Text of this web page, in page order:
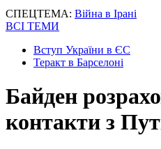
СПЕЦТЕМА: Війна в Ірані
ВСІ ТЕМИ
Вступ України в ЄС
Теракт в Барселоні
Байден
контакти з